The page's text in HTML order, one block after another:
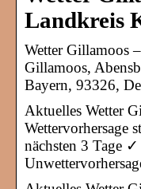
Landkreis
Wetter Gillamoos
Gillamoos,
Bayern, 93326,
Aktuelles Wetter
Wettervorhersage
nächsten 3 Tage ✓